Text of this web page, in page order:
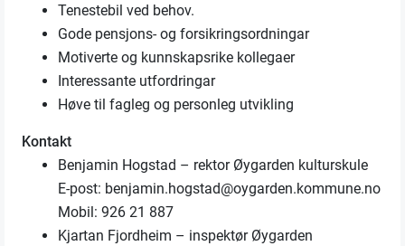
Tenestebil ved behov.
Gode pensjons- og forsikringsordningar
Motiverte og kunnskapsrike kollegaer
Interessante utfordringar
Høve til fagleg og personleg utvikling
Kontakt
Benjamin Hogstad – rektor Øygarden kulturskule
E-post: benjamin.hogstad@oygarden.kommune.no
Mobil: 926 21 887
Kjartan Fjordheim – inspektør Øygarden